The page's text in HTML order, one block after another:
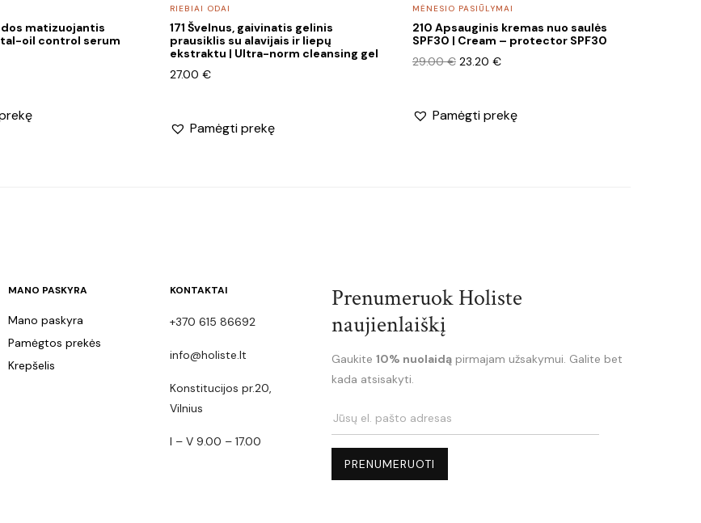
matizuojantis
oil control serum
RIEBIAI ODAI
171 Švelnus, gaivinatis gelinis
prausiklis su alavijais ir liepų
ekstraktu | Ultra-norm cleansing gel
27.00 €
Pamėgti prekę
MĖNESIO PASIŪLYMAI
210 Apsauginis kremas nuo saulės
SPF30 | Cream – protector SPF30
29.00€ Original
29.00 €.
23.20 €Current
23.20 €.
Pamėgti prekę
MANO PASKYRA
Mano paskyra
Pamėgtos prekės
Krepšelis
KONTAKTAI
+370 615 86692
info@holiste.lt
Konstitucijos pr.20,
Vilnius
I – V 9.00 – 17.00
Prenumeruok Holiste
naujienlaiškį
Gaukite 10% nuolaidą pirmajam užsakymui. Galite bet
kada atsisakyti.